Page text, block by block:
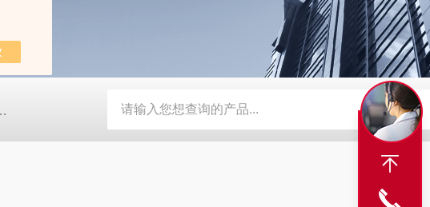
SHARP 1000多模态图像引导精准放疗系统 SHARP 100生物学X射线辐